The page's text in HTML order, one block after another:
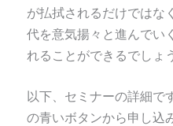
が払拭されるだけではな
代を意気揚々と進んでい
れることができるでしょ
以下、セミナーの詳細で
の青いボタンから申し込